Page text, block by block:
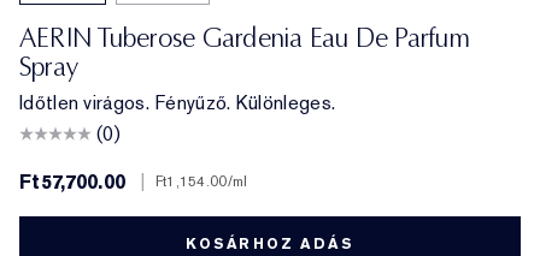
AERIN Tuberose Gardenia Eau De Parfum
Spray
Időtlen virágos. Fényűző. Különleges.
(0)
Ft57,700.00
Ft1,154.00/ml
KOSÁRHOZ ADÁS